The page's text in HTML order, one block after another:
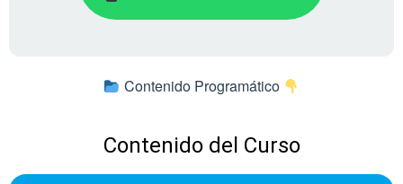
Contenido Programático
Contenido del Curso